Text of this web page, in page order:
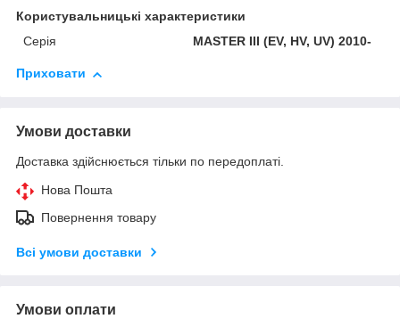
Користувальницькі характеристики
Серія
MASTER III (EV, HV, UV) 2010-
Приховати
Умови доставки
Доставка здійснюється тільки по передоплаті.
Нова Пошта
Повернення товару
Всі умови доставки
Умови оплати